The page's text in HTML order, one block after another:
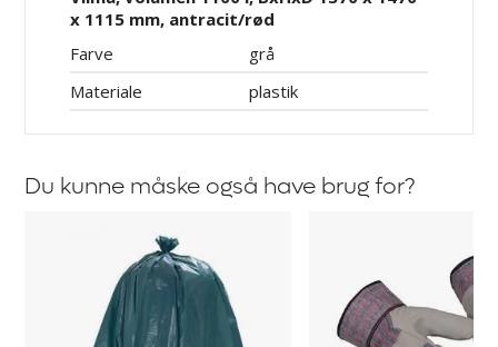
x 1115 mm, antracit/rød
Farve
grå
Materiale
plastik
Du kunne måske også have brug for?